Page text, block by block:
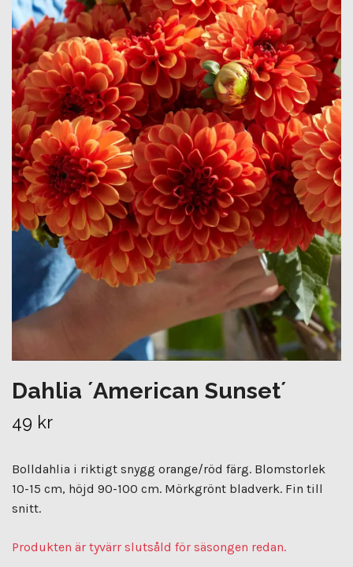
Dahlia ´American Sunset´
49 kr
Bolldahlia i riktigt snygg orange/röd färg. Blomstorlek
10-15 cm, höjd 90-100 cm. Mörkgrönt bladverk. Fin till
snitt.
Produkten är tyvärr slutsåld för säsongen redan.